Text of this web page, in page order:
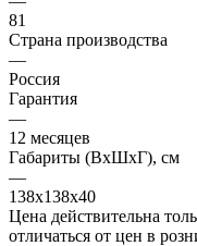
81
Страна производства
—
Россия
Гарантия
—
12 месяцев
Габариты (ВхШхГ), см
—
138х138х40
Цена действительна
отличаться от цен в